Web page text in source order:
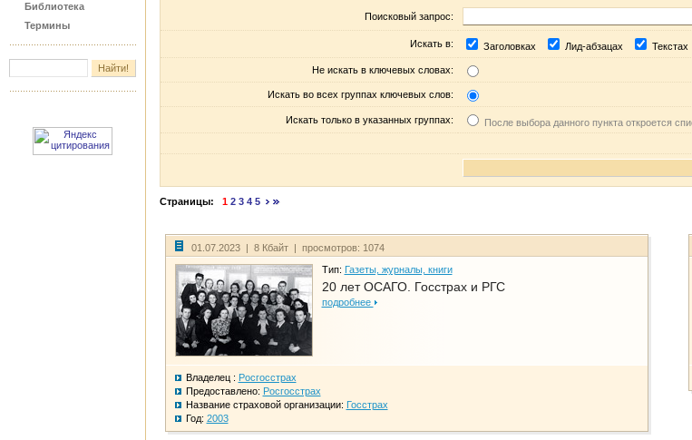
Библиотека
Термины
Поисковый запрос:
Искать в: Заголовках Лид-абзацах Текстах
Не искать в ключевых словах:
Искать во всех группах ключевых слов:
Искать только в указанных группах: После выбора данного пункта откроется
Страницы: 1 2 3 4 5
01.07.2023 | 8 Кбайт | просмотров: 1074
Тип: Газеты, журналы, книги
20 лет ОСАГО. Госстрах и РГС
подробнее
Владелец : Росгосстрах
Предоставлено: Росгосстрах
Название страховой организации: Госстрах
Год: 2003